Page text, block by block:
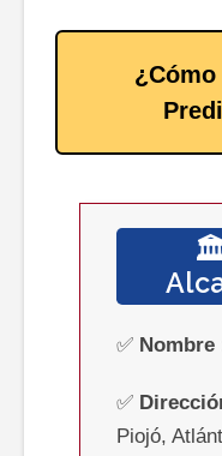
✅ Nombre
✅
Piojó,